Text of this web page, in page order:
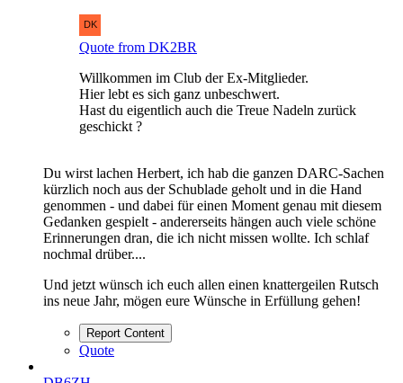
Quote from DK2BR
Willkommen im Club der Ex-Mitglieder.
Hier lebt es sich ganz unbeschwert.
Hast du eigentlich auch die Treue Nadeln zurück
geschickt ?
Du wirst lachen Herbert, ich hab die ganzen DARC-Sachen
kürzlich noch aus der Schublade geholt und in die Hand
genommen - und dabei für einen Moment genau mit diesem
Gedanken gespielt - andererseits hängen auch viele schöne
Erinnerungen dran, die ich nicht missen wollte. Ich schlaf
nochmal drüber....
Und jetzt wünsch ich euch allen einen knattergeilen Rutsch
ins neue Jahr, mögen eure Wünsche in Erfüllung gehen!
Report Content
Quote